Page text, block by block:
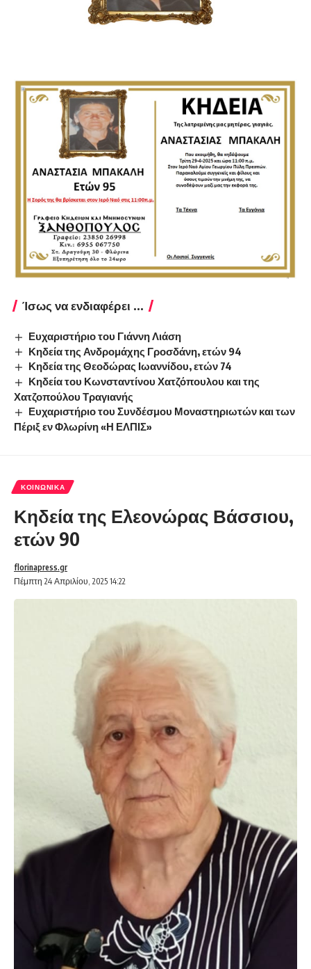
Ίσως να ενδιαφέρει ...
Ευχαριστήριο του Γιάννη Λιάση
Κηδεία της Ανδρομάχης Γροσδάνη, ετών 94
Κηδεία της Θεοδώρας Ιωαννίδου, ετών 74
Κηδεία του Κωνσταντίνου Χατζόπουλου και της
Χατζοπούλου Τραγιανής
Ευχαριστήριο του Συνδέσμου Μοναστηριωτών και των
Πέριξ εν Φλωρίνη «Η ΕΛΠΙΣ»
ΚΟΙΝΩΝΙΚΆ
Κηδεία της Ελεονώρας Βάσσιου,
ετών 90
Πέμπτη 24 Απριλίου, 2025 14:22
florinapress.gr